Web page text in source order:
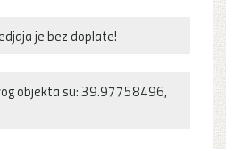
je bez doplate!
objekta su: 39.97758496,